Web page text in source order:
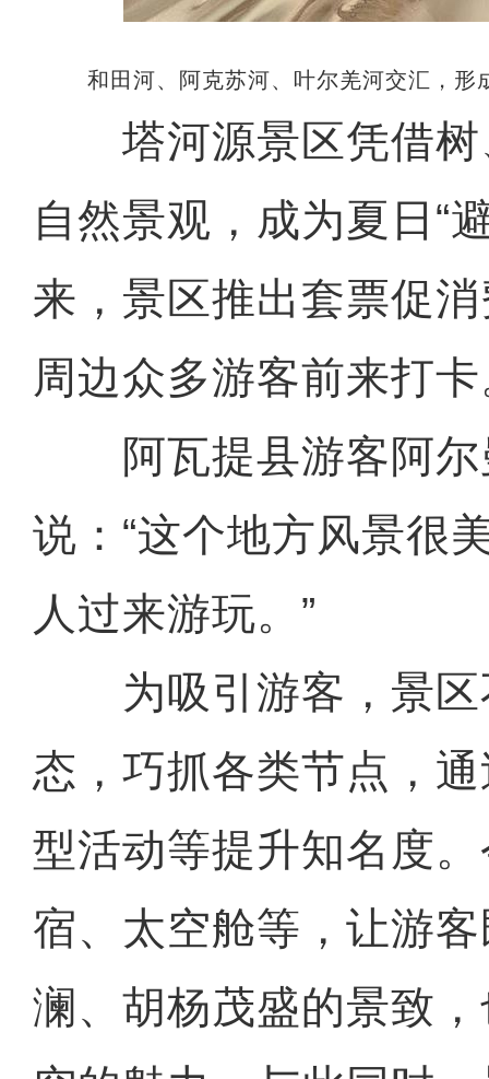
和田河、阿克苏河、叶尔羌河交汇，形
塔河源景区凭借树
自然景观，成为夏日“
来，景区推出套票促
周边众多游客前来打
阿瓦提县游客阿尔
说：“这个地方风景很
人过来游玩。”
为吸引游客，景区
态，巧抓各类节点，
型活动等提升知名度
宿、太空舱等，让游
澜、胡杨茂盛的景致